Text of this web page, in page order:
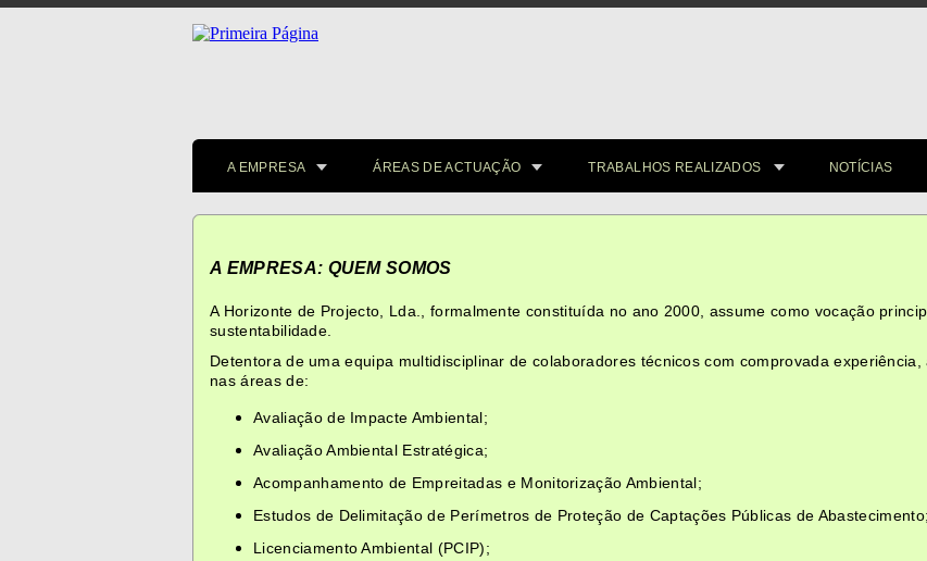
A EMPRESA ÁREAS DE ACTUAÇÃO TRABALHOS REALIZADOS NOTÍCIAS
A EMPRESA: QUEM SOMOS
A Horizonte de Projecto, Lda., formalmente constituída no ano 2000, assume como vocação
sustentabilidade.
Detentora de uma equipa multidisciplinar de colaboradores técnicos com comprovada
nas áreas de:
Avaliação de Impacte Ambiental;
Avaliação Ambiental Estratégica;
Acompanhamento de Empreitadas e Monitorização Ambiental;
Estudos de Delimitação de Perímetros de Proteção de Captações Públicas de Abastecimento;
Licenciamento Ambiental (PCIP);